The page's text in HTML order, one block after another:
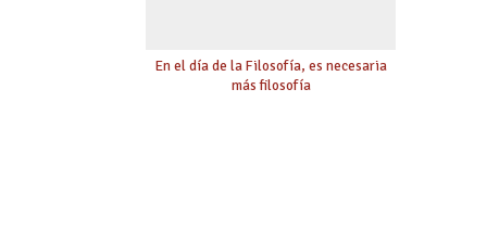
En el día de la Filosofía, es necesaria
más filosofía